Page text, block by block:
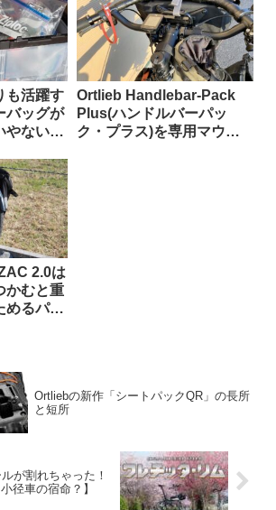
も活躍す
バッグが
やない・
Ortlieb Handlebar-Pack
Plus(ハンドルバーパッ
ク・プラス)を専用マウン
2.0は
かむと重
めるパニ
Ortliebの新作「シートパックQR」の長所
と短所
が割れちゃった！
径車の宿命？】